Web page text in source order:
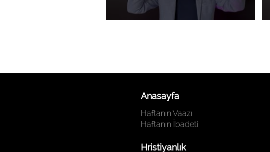
Anasayfa
Haftanın Vaazı
Haftanın İbadeti
Hristiyanlık